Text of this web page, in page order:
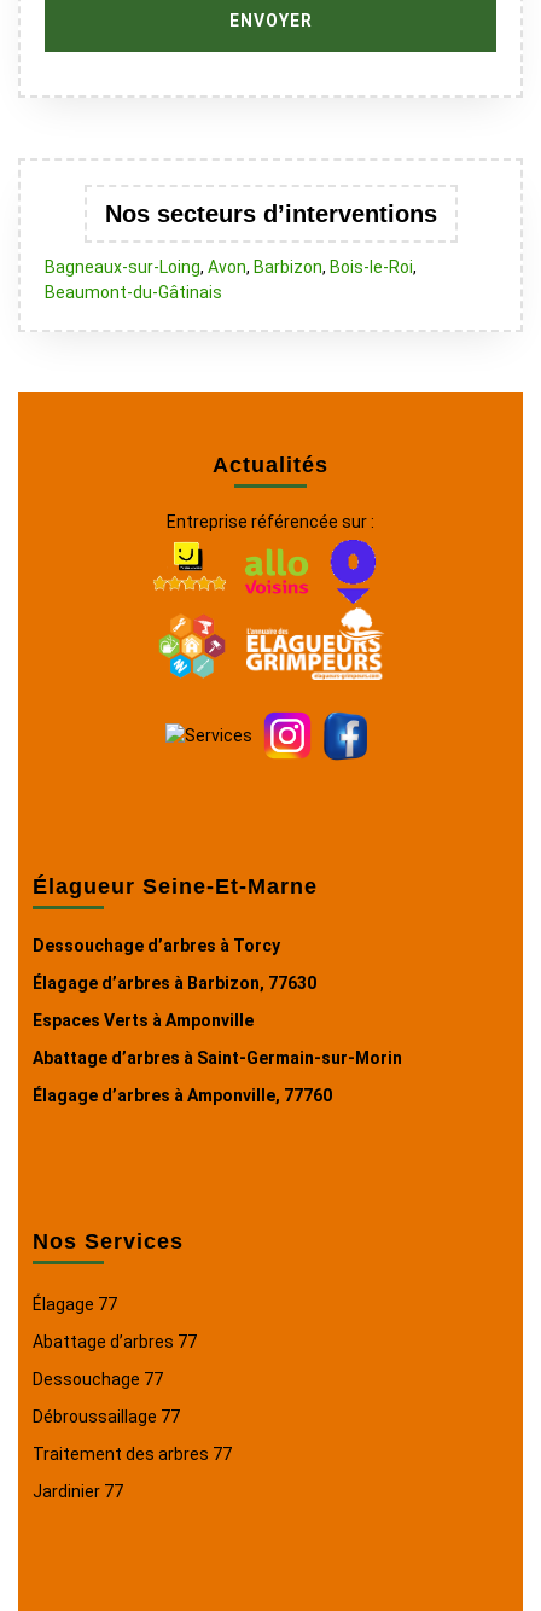
Nos secteurs d’interventions
Bagneaux-sur-Loing, Avon, Barbizon, Bois-le-Roi,
Beaumont-du-Gâtinais
Actualités
Entreprise référencée sur :
Élagueur Seine-Et-Marne
Dessouchage d’arbres à Torcy
Élagage d’arbres à Barbizon, 77630
Espaces Verts à Amponville
Abattage d’arbres à Saint-Germain-sur-Morin
Élagage d’arbres à Amponville, 77760
Nos Services
Élagage 77
Abattage d’arbres 77
Dessouchage 77
Débroussaillage 77
Traitement des arbres 77
Jardinier 77